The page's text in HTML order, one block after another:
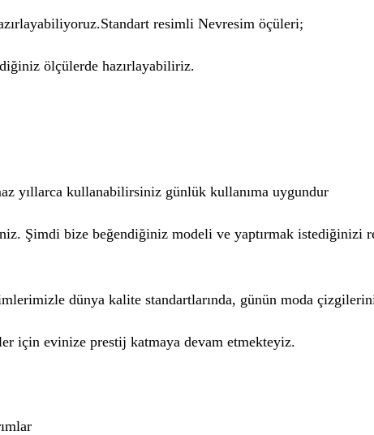
resimli Nevresim öçüleri;
ölçülerde hazırlayabiliriz.
yıllarca kullanabilirsiniz günlük kullanıma uygundur
Şimdi bize beğendiğiniz modeli ve yaptırmak istediğinizi
dünya kalite standartlarında, günün moda
için evinize prestij katmaya devam etmekteyiz.